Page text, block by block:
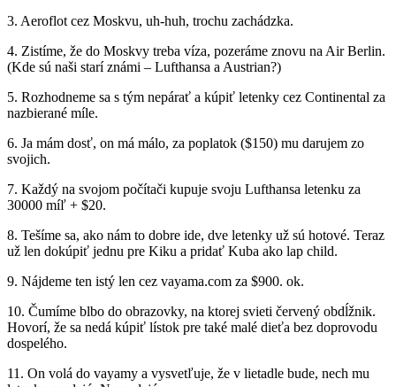
3. Aeroflot cez Moskvu, uh-huh, trochu zachádzka.
4. Zistíme, že do Moskvy treba víza, pozeráme znovu na Air Berlin.
(Kde sú naši starí známi – Lufthansa a Austrian?)
5. Rozhodneme sa s tým nepárať a kúpiť letenky cez Continental za
nazbierané míle.
6. Ja mám dosť, on má málo, za poplatok ($150) mu darujem zo
svojich.
7. Každý na svojom počítači kupuje svoju Lufthansa letenku za
30000 míľ + $20.
8. Tešíme sa, ako nám to dobre ide, dve letenky už sú hotové. Teraz
už len dokúpiť jednu pre Kiku a pridať Kuba ako lap child.
9. Nájdeme ten istý len cez vayama.com za $900. ok.
10. Čumíme blbo do obrazovky, na ktorej svieti červený obdĺžnik.
Hovorí, že sa nedá kúpiť lístok pre také malé dieťa bez doprovodu
dospelého.
11. On volá do vayamy a vysvetľuje, že v lietadle bude, nech mu